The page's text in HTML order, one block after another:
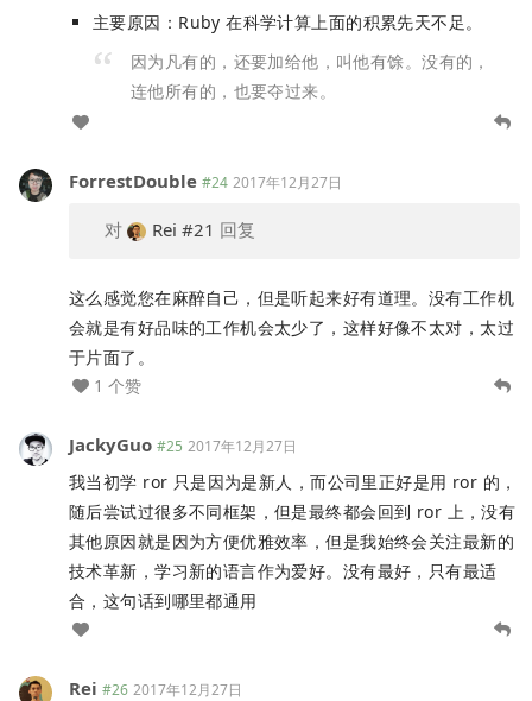
主要原因：Ruby 在科学计算上面的积累先天不足。
因为凡有的，还要加给他，叫他有馀。没有的，
连他所有的，也要夺过来。
ForrestDouble #24 2017年12月27日
对 Rei #21 回复
这么感觉您在麻醉自己，但是听起来好有道理。没有工作机
会就是有好品味的工作机会太少了，这样好像不太对，太过
于片面了。
1 个赞
JackyGuo #25 2017年12月27日
我当初学 ror 只是因为是新人，而公司里正好是用 ror 的，
随后尝试过很多不同框架，但是最终都会回到 ror 上，没有
其他原因就是因为方便优雅效率，但是我始终会关注最新的
技术革新，学习新的语言作为爱好。没有最好，只有最适
合，这句话到哪里都通用
Rei #26 2017年12月27日